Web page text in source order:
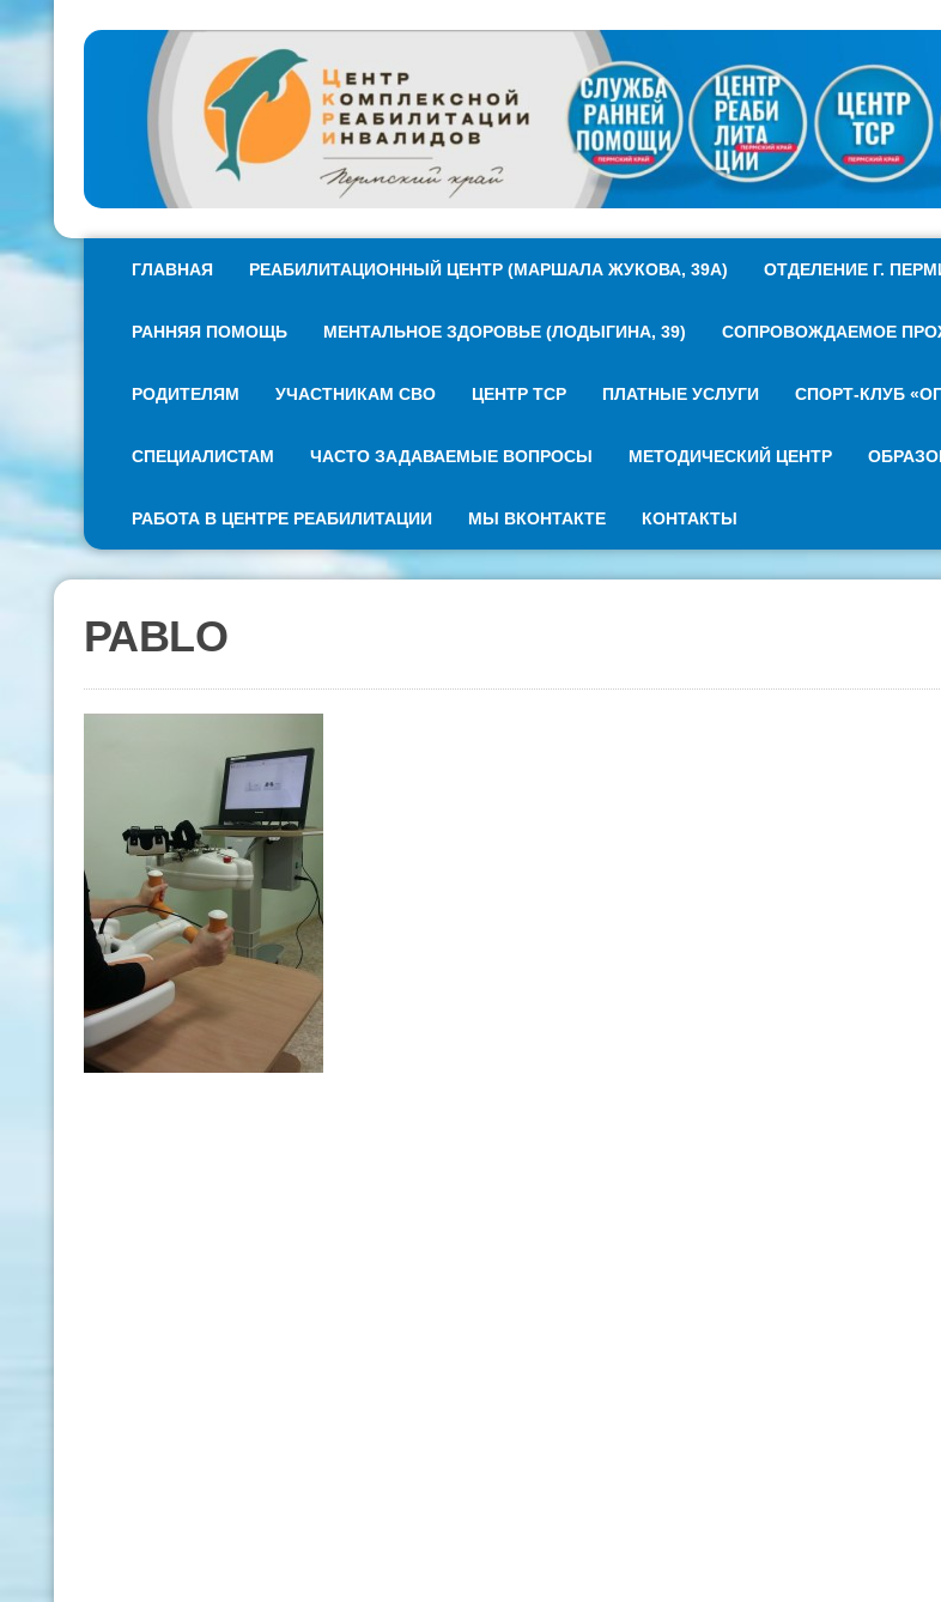
ГЛАВНАЯ РЕАБИЛИТАЦИОННЫЙ ЦЕНТР (МАРШАЛА ЖУКОВА, 39А) ОТДЕЛЕНИЕ Г.
РАННЯЯ ПОМОЩЬ МЕНТАЛЬНОЕ ЗДОРОВЬЕ (ЛОДЫГИНА, 39) СОПРОВОЖДАЕМОЕ
РОДИТЕЛЯМ УЧАСТНИКАМ СВО ЦЕНТР ТСР ПЛАТНЫЕ УСЛУГИ СПОРТ-КЛУБ
СПЕЦИАЛИСТАМ ЧАСТО ЗАДАВАЕМЫЕ ВОПРОСЫ МЕТОДИЧЕСКИЙ ЦЕНТР
РАБОТА В ЦЕНТРЕ РЕАБИЛИТАЦИИ МЫ ВКОНТАКТЕ КОНТАКТЫ
PABLO